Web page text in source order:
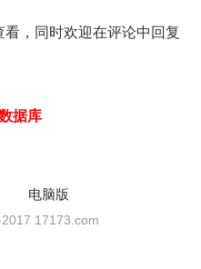
，同时欢迎在评论中回复
据库
电脑版
17173.com